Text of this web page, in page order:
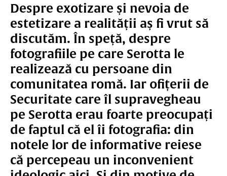
Despre exotizare și nevoia de
estetizare a realității aș fi vrut să
discutăm. În speță, despre
fotografiile pe care Serotta le
realizează cu persoane din
comunitatea romă. Iar ofițerii de
Securitate care îl supravegheau
pe Serotta erau foarte preocupați
de faptul că el îi fotografia: din
notele lor de informative reiese
că percepeau un inconvenient